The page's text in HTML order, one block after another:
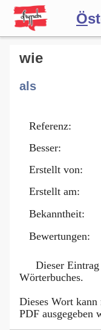
Ö
Wörterbuch
Blog
wie
als
Referenz:
Besser:
Erstellt von:
Erstellt am:
Bekanntheit:
Bewertungen:
Dieser
Wörterbuches.
Dieses Wort
PDF ausgegeben